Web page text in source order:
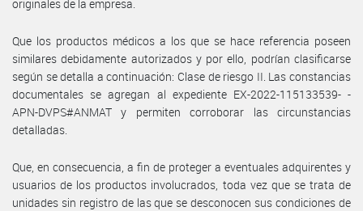
originales de la empresa.
Que los productos médicos a los que se hace referencia poseen
similares debidamente autorizados y por ello, podrían clasificarse
según se detalla a continuación: Clase de riesgo II. Las constancias
documentales se agregan al expediente EX-2022-115133539- -
APN-DVPS#ANMAT y permiten corroborar las circunstancias
detalladas.
Que, en consecuencia, a fin de proteger a eventuales adquirentes y
usuarios de los productos involucrados, toda vez que se trata de
unidades sin registro de las que se desconocen sus condiciones de